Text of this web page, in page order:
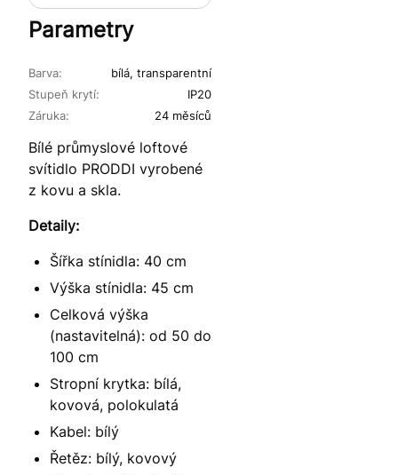
Parametry
Barva:
bílá, transparentní
Stupeň krytí:
IP20
Záruka:
24 měsíců
Bílé průmyslové loftové
svítidlo PRODDI vyrobené
z kovu a skla.
Detaily:
Šířka stínidla: 40 cm
Výška stínidla: 45 cm
Celková výška
(nastavitelná): od 50 do
100 cm
Stropní krytka: bílá,
kovová, polokulatá
Kabel: bílý
Řetěz: bílý, kovový